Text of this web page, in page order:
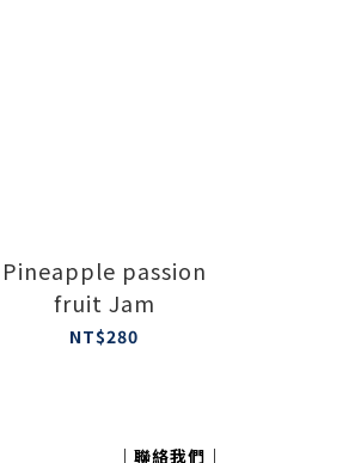
Pineapple passion
fruit Jam
NT$280
｜聯絡我們｜